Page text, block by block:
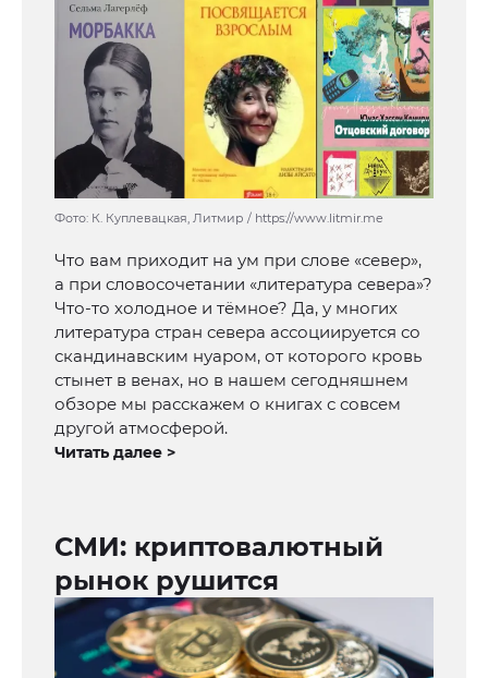
Фото: К. Куплевацкая, Литмир / https://www.litmir.me
Что вам приходит на ум при слове «север»,
а при словосочетании «литература севера»?
Что-то холодное и тёмное? Да, у многих
литература стран севера ассоциируется со
скандинавским нуаром, от которого кровь
стынет в венах, но в нашем сегодняшнем
обзоре мы расскажем о книгах с совсем
другой атмосферой.
Читать далее >
СМИ: криптовалютный
рынок рушится